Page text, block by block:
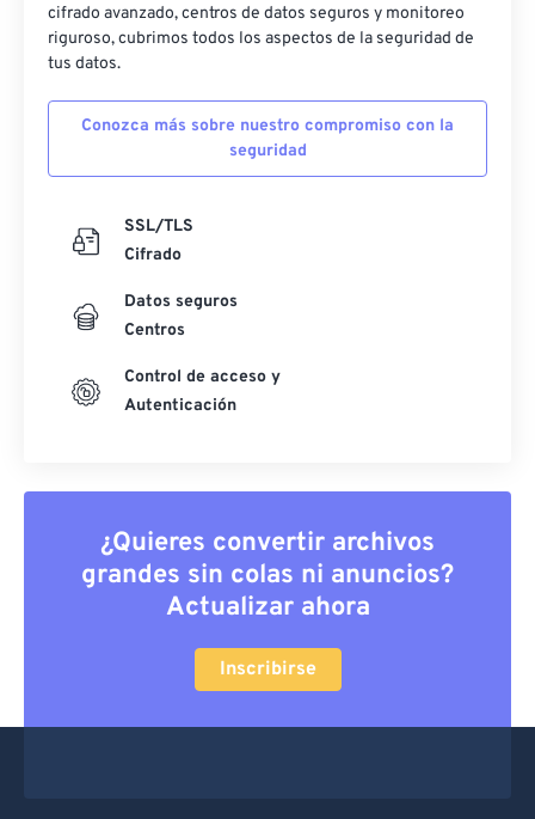
cifrado avanzado, centros de datos seguros y monitoreo
riguroso, cubrimos todos los aspectos de la seguridad de
tus datos.
Conozca más sobre nuestro compromiso con la
seguridad
SSL/TLS
Cifrado
Datos seguros
Centros
Control de acceso y
Autenticación
¿Quieres convertir archivos
grandes sin colas ni anuncios?
Actualizar ahora
Inscribirse